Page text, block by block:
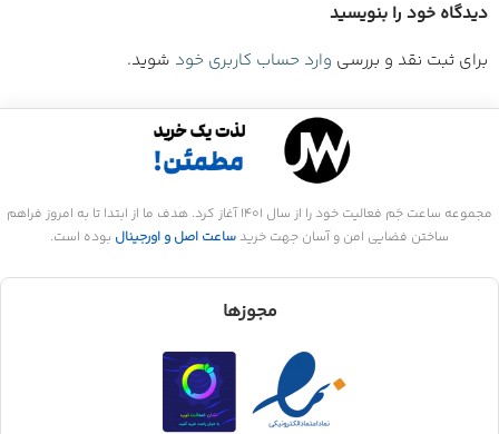
دیدگاه خود را بنویسید
برای ثبت نقد و بررسی وارد حساب کاربری خود شوید.
مجموعه ساعت جَم فعالیت خود را از سال 1401 آغاز کرد. هدف ما از ابتدا تا به امروز فراهم
ساختن فضایی امن و آسان جهت خرید ساعت اصل و اورجینال بوده است.
مجوزها